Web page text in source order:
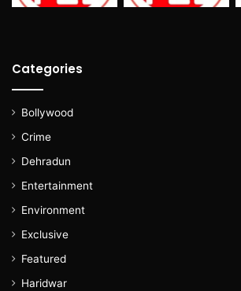
Categories
Bollywood
Crime
Dehradun
Entertainment
Environment
Exclusive
Featured
Haridwar